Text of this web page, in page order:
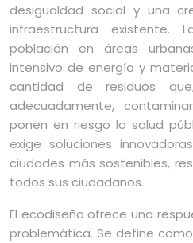
desigualdad social y una
infraestructura existente.
población en áreas
intensivo de energía y
cantidad de residuos
adecuadamente,
ponen en riesgo la salud
exige soluciones
ciudades más sostenibles,
todos sus ciudadanos.
El ecodiseño ofrece una
problemática. Se define